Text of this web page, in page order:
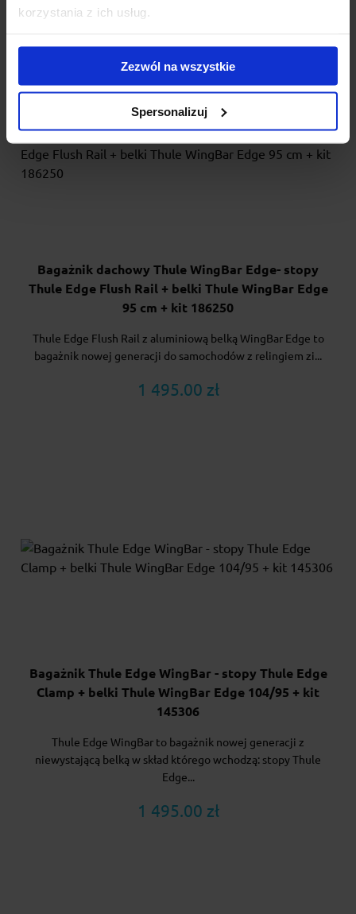
korzystania z ich usług.
Zezwól na wszystkie
Spersonalizuj
Bagażnik dachowy Thule WingBar Edge- stopy
Thule Edge Flush Rail + belki Thule WingBar Edge
95 cm + kit 186250
Thule Edge Flush Rail z aluminiową belką WingBar Edge to
bagażnik nowej generacji do samochodów z relingiem zi...
1 495.00 zł
Bagażnik Thule Edge WingBar - stopy Thule Edge
Clamp + belki Thule WingBar Edge 104/95 + kit
145306
Thule Edge WingBar to bagażnik nowej generacji z
niewystającą belką w skład którego wchodzą: stopy Thule
Edge...
1 495.00 zł